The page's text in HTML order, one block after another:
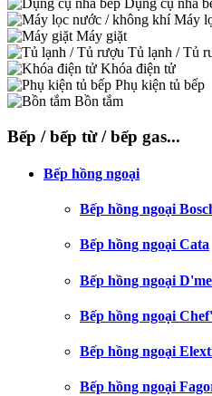
Máy
Máy giặt
Tủ lạnh / Tủ
Khóa điện tử
Phụ kiện tủ bếp
Bồn tắm
Bếp / bếp từ / bếp gas...
Bếp hồng ngoại
Bếp hồng ngoại
Bếp hồng ngoại Cata
Bếp hồng ngoại
Bếp hồng ngoại
Bếp hồng ngoại
Bếp hồng ngoại